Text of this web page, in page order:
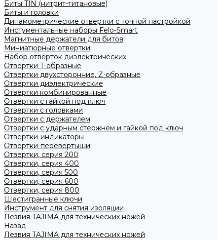
Биты TIN (нитрит-титановые)
Биты и головки
Динамометрические отвертки с точной настройкой
Инстументальные наборы Felo-Smart
Магнитные держатели для битов
Миниатюрные отвертки
Набор отверток диэлектрических
Отвертки T-образные
Отвертки двухсторонние, Z-образные
Отвертки диэлектрические
Отвертки комбинированные
Отвертки с гайкой под ключ
Отвертки с головками
Отвертки с держателем
Отвертки с ударным стержнем и гайкой под ключ
Отвертки-индикаторы
Отвертки-перевертыши
Отвертки, серия 200
Отвертки, серия 400
Отвертки, серия 500
Отвертки, серия 600
Отвертки, серия 800
Шестигранные ключи
Инструмент для снятия изоляции
Лезвия TAJIMA для технических ножей
Назад
Лезвия TAJIMA для технических ножей